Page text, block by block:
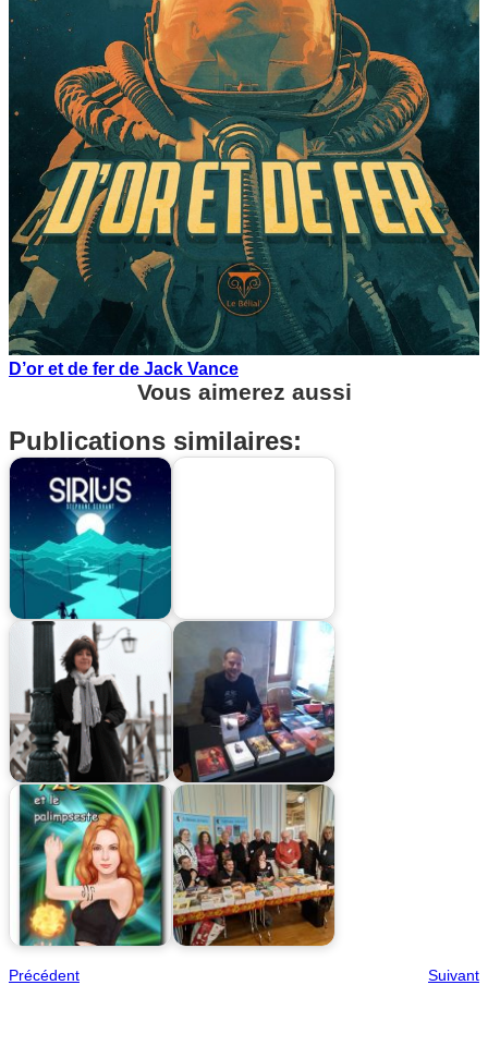
D’or et de fer de Jack Vance
Vous aimerez aussi
Publications similaires:
Précédent Suivant